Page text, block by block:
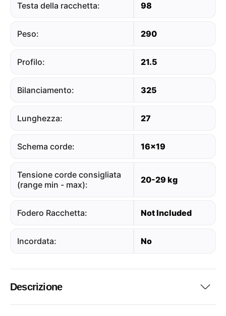
Testa della racchetta: 98
Peso: 290
Profilo: 21.5
Bilanciamento: 325
Lunghezza: 27
Schema corde: 16x19
Tensione corde consigliata
(range min - max):
20-29 kg
Fodero Racchetta: Not Included
Incordata: No
Descrizione